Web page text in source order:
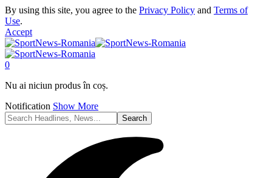
By using this site, you agree to the Privacy Policy and Terms of
Use.
Accept
0
Nu ai niciun produs în coș.
Notification Show More